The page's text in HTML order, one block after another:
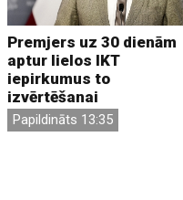
Premjers uz 30 dienām
aptur lielos IKT
iepirkumus to
izvērtēšanai
Papildināts 13:35